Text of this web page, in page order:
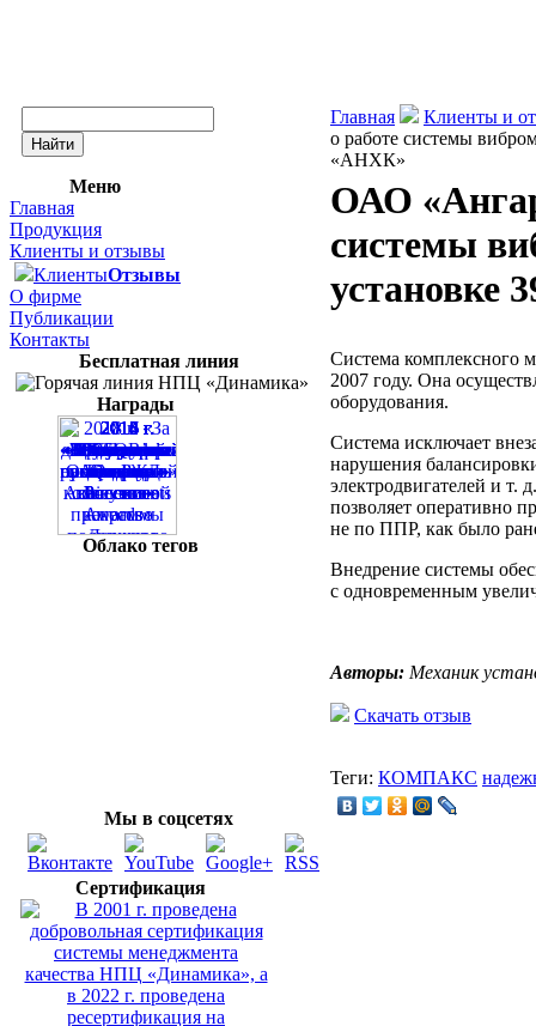
Меню
Главная
Продукция
Клиенты и отзывы
КлиентыОтзывы
О фирме
Публикации
Контакты
Бесплатная линия
Награды
Облако тегов
Мы в соцсетях
Сертификация
Главная
Клиенты и
о работе системы
«АНХК»
ОАО
системы
Система комплексного
2007 году. Она
оборудования.
Система исключает
нарушения
электродвигателей и т.
позволяет оперативно
не по ППР, как было
Внедрение системы
с одновременным
Авторы: Механик
Скачать отзыв
Теги: КОМПАКС